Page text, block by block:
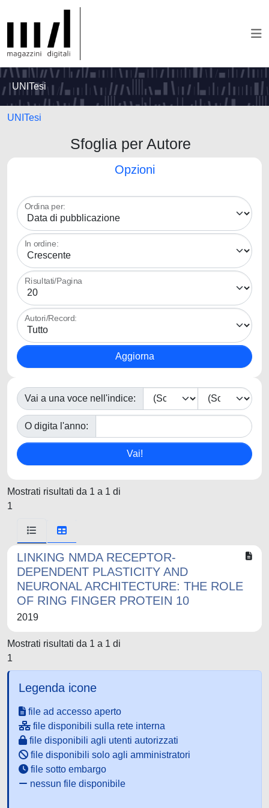
UNITesi
UNITesi
Sfoglia per Autore
Opzioni
Ordina per:
In ordine:
Risultati/Pagina
Autori/Record:
Vai a una voce nell'indice:
O digita l'anno:
Mostrati risultati da 1 a 1 di
1
LINKING NMDA RECEPTOR-
DEPENDENT PLASTICITY AND
NEURONAL ARCHITECTURE: THE ROLE
OF RING FINGER PROTEIN 10
2019
Mostrati risultati da 1 a 1 di
1
Legenda icone
file ad accesso aperto
file disponibili sulla rete interna
file disponibili agli utenti autorizzati
file disponibili solo agli amministratori
file sotto embargo
nessun file disponibile